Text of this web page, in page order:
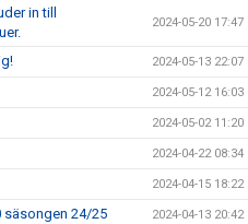
in till
2024-05-20 17:47
2024-05-13 22:07
2024-05-12 16:03
2024-05-02 11:20
2024-04-22 08:34
2024-04-15 18:22
säsongen 24/25 2024-04-13 20:42